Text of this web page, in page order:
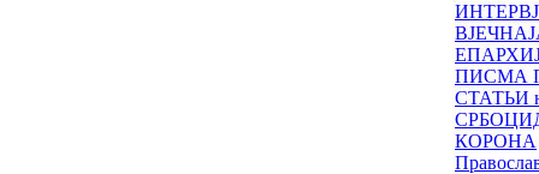
ПИСМА
СТАТЬИ
КОРОНА